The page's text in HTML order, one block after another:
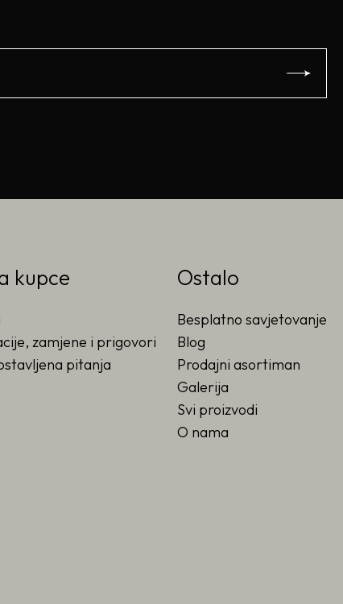
kupce
zamjene i prigovori
pitanja
Ostalo
Besplatno savjetovanje
Blog
Prodajni asortiman
Galerija
Svi proizvodi
O nama